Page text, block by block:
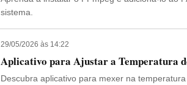
sistema.
29/05/2026 às 14:22
Aplicativo para Ajustar a Temperatura
Descubra aplicativo para mexer na